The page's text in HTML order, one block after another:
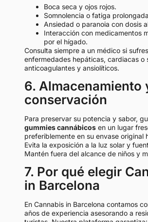
Boca seca y ojos rojos.
Somnolencia o fatiga
Ansiedad o paranoia con dosis
Interacción con medicamentos
por el hígado.
Consulta siempre a un médico si sufres
enfermedades hepáticas, cardiacas o
anticoagulantes y ansiolíticos.
6. Almacenamiento
conservación
Para preservar su potencia y sabor,
gummies cannábicos en un lugar
preferiblemente en su envase original
Evita la exposición a la luz solar y
Mantén fuera del alcance de niños y
7. Por qué elegir
in Barcelona
En Cannabis in Barcelona contamos
años de experiencia asesorando a